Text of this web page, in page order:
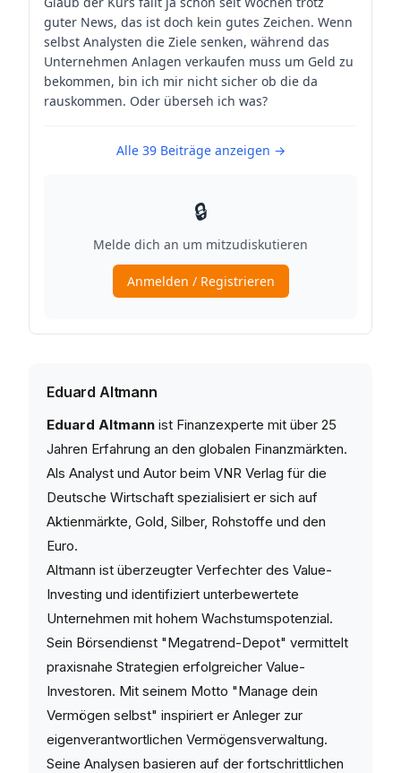
Eduard Altmann
Eduard Altmann ist Finanzexperte mit über 25
Jahren Erfahrung an den globalen Finanzmärkten.
Als Analyst und Autor beim VNR Verlag für die
Deutsche Wirtschaft spezialisiert er sich auf
Aktienmärkte, Gold, Silber, Rohstoffe und den
Euro.
Altmann ist überzeugter Verfechter des Value-
Investing und identifiziert unterbewertete
Unternehmen mit hohem Wachstumspotenzial.
Sein Börsendienst "Megatrend-Depot" vermittelt
praxisnahe Strategien erfolgreicher Value-
Investoren. Mit seinem Motto "Manage dein
Vermögen selbst" inspiriert er Anleger zur
eigenverantwortlichen Vermögensverwaltung.
Seine Analysen basieren auf der fortschrittlichen